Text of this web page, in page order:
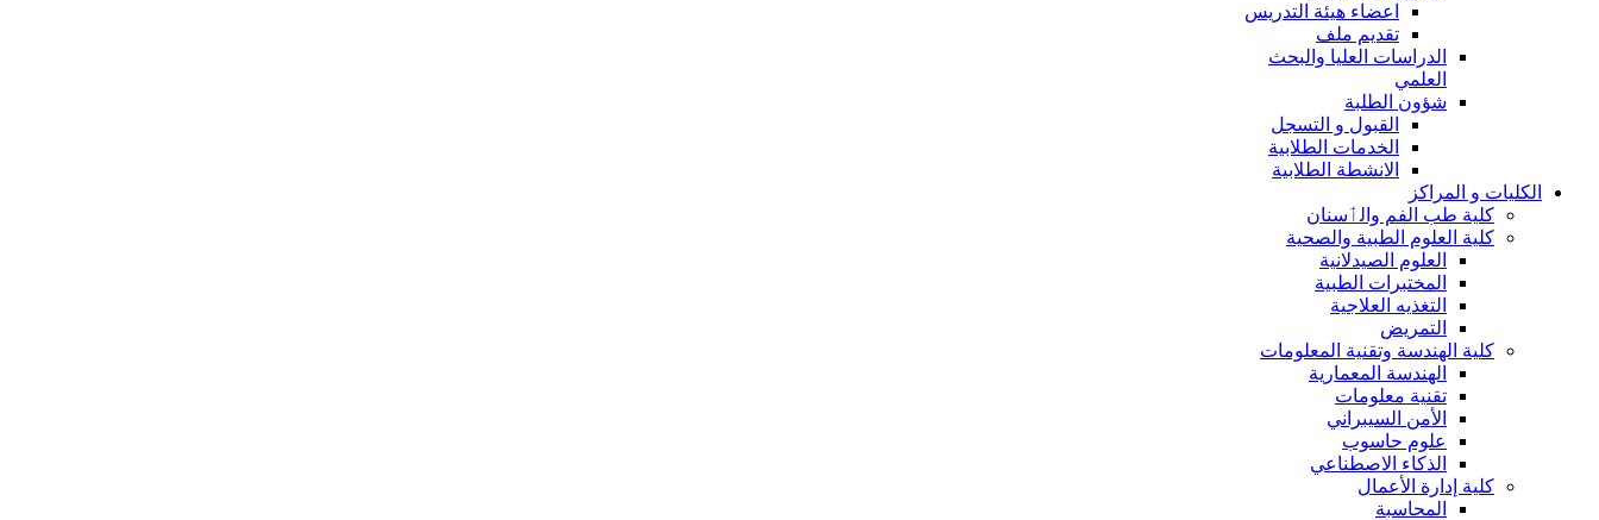
اعضاء هيئة التدريس
تقديم ملف
الدراسات العليا والبحث
العلمي
شؤون الطلبة
القبول و التسجل
الخدمات الطلابية
الانشطة الطلابية
الكليات و المراكز
كلية طب الفم والٲسنان
كلية العلوم الطبية والصحية
العلوم الصيدلانية
المختبرات الطبية
التغذيه العلاجية
التمريض
كلية الهندسة وتقنية المعلومات
الهندسة المعمارية
تقنية معلومات
الأمن السيبراني
علوم حاسوب
الذكاء الاصطناعي
كلية إدارة الأعمال
المحاسبة